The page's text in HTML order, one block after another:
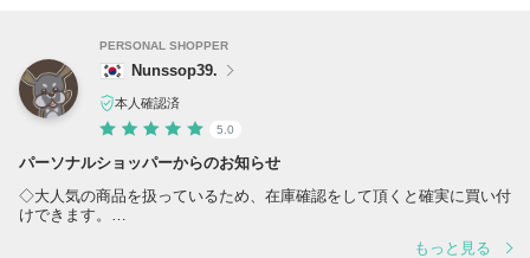
PERSONAL SHOPPER
Nunssop39.
本人確認済
5.0
パーソナルショッパーからのお知らせ
◇大人気の商品を扱っているため、在庫確認をして頂くと確実に買い付
けできます。
もっと見る